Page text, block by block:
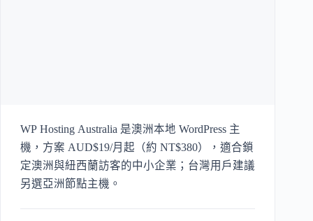
WP Hosting Australia 是澳洲本地 WordPress 主
機，方案 AUD$19/月起（約 NT$380），適合鎖
定澳洲與紐西蘭訪客的中小企業；台灣用戶建議
另選亞洲節點主機。